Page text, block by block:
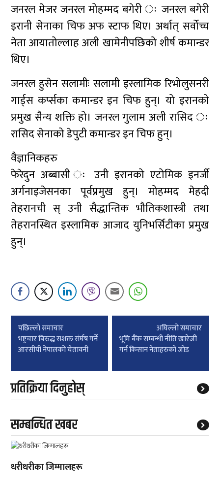
जनरल मेजर जनरल मोहम्मद बगेरी ः जनरल बगेरी
इरानी सेनाका चिफ अफ स्टाफ थिए। अर्थात् सर्वोच्च
नेता आयातोल्लाह अली खामेनीपछिको शीर्ष कमान्डर
थिए।
जनरल हुसेन सलामीः सलामी इस्लामिक रिभोलुसनरी
गार्ड्स कर्प्सका कमान्डर इन चिफ हुन्। यो इरानको
प्रमुख सैन्य शक्ति हो। जनरल गुलाम अली रासिद ः
रासिद सेनाको डेपुटी कमान्डर इन चिफ हुन्।
वैज्ञानिकहरु
फेरेदुन अब्बासी ः उनी इरानको एटोमिक इनर्जी
अर्गनाइजेसनका पूर्वप्रमुख हुन्। मोहम्मद मेहदी
तेहरानची स् उनी सैद्धान्तिक भौतिकशास्त्री तथा
तेहरानस्थित इस्लामिक आजाद युनिभर्सिटीका प्रमुख
हुन्।
Post
navigation
पछिल्लाे समाचार
भष्ट्रचार बिरुद्ध सशक्त संर्घष गर्ने
आरसीपी नेपालको चेतावनी
अघिल्लाे समाचार
भूमि बैंक सम्बन्धी नीति खारेजी
गर्न किसान नेताहरुको जोड
प्रतिक्रिया दिनुहोस्
सम्बन्धित खबर
थरीथरीका जिम्मालहरू